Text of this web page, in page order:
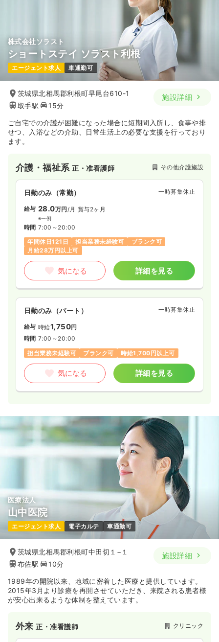
株式会社ソラスト
ショートステイ ソラスト利根
エージェント求人 車通勤可
茨城県北相馬郡利根町早尾台610-1
取手駅
15分
施設詳細
ご自宅での介護が困難になった場合に短期間入所し、食事や排
せつ、入浴などの介助、日常生活上の必要な支援を行っており
ます。
介護・福祉系正・准看護師 その他介護施設
日勤のみ（常勤） 一時募集休止
給与 28.0万円 /月 賞与2ヶ月
※一例
時間 7:00～20:00
年間休日121日
担当業務未経験可
ブランク可
月給28万円以上可
気になる 詳細を見る
日勤のみ（パート） 一時募集休止
給与 時給1,750円
時間 7:00～20:00
担当業務未経験可
ブランク可 時給1,700円以上可
気になる 詳細を見る
医療法人
山中医院
エージェント求人 電子カルテ 車通勤可
茨城県北相馬郡利根町中田切１−１
布佐駅
10分
施設詳細
1989年の開院以来、地域に密着した医療と提供しています。
2015年3月より診療を再開させていただき、来院される患者様
が安心出来るような体制を整えています。
外来正・准看護師 クリニック